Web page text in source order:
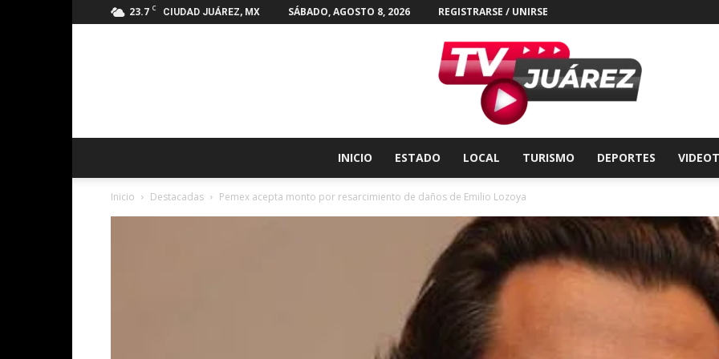
23.7 C CIUDAD JUÁREZ, MX SÁBADO, AGOSTO 8, 2026 REGISTRARSE / UNIRSE
INICIO ESTADO LOCAL TURISMO DEPORTES
Inicio Destacadas Pemex acepta monto por resarcimiento de daños de Emilio Lozoya